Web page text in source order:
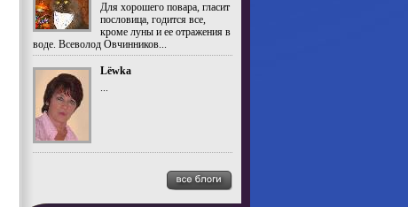
Для хорошего повара, гласит
пословица, годится все,
кроме луны и ее отражения в
воде. Всеволод Овчинников...
Lёwka
...